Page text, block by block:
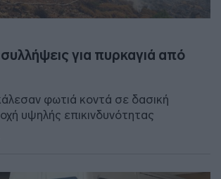
για πυρκαγιά από
φωτιά κοντά σε δασική
υψηλής επικινδυνότητας